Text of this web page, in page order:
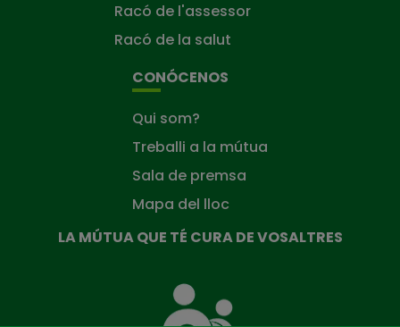
Racó de l'assessor
Racó de la salut
CONÓCENOS
Qui som?
Treballi a la mútua
Sala de premsa
Mapa del lloc
LA MÚTUA QUE TÉ CURA DE VOSALTRES
Mútua
que